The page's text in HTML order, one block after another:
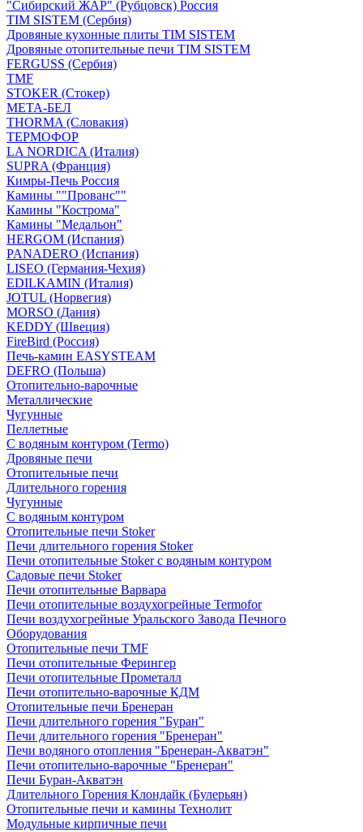
"Сибирский ЖАР" (Рубцовск) Россия
TIM SISTEM (Сербия)
Дровяные кухонные плиты TIM SISTEM
Дровяные отопительные печи TIM SISTEM
FERGUSS (Сербия)
TMF
STOKER (Стокер)
МЕТА-БЕЛ
THORMA (Словакия)
ТЕРМОФОР
LA NORDICA (Италия)
SUPRA (Франция)
Кимры-Печь Россия
Камины ""Прованс""
Камины "Кострома"
Камины "Медальон"
HERGOM (Испания)
PANADERO (Испания)
LISEO (Германия-Чехия)
EDILKAMIN (Италия)
JOTUL (Норвегия)
MORSO (Дания)
KEDDY (Швеция)
FireBird (Россия)
Печь-камин EASYSTEAM
DEFRO (Польша)
Отопительно-варочные
Металлические
Чугунные
Пеллетные
С водяным контуром (Termo)
Дровяные печи
Отопительные печи
Длительного горения
Чугунные
C водяным контуром
Отопительные печи Stoker
Печи длительного горения Stoker
Печи отопительные Stoker с водяным контуром
Садовые печи Stoker
Печи отопительные Варвара
Печи отопительные воздухогрейные Termofor
Печи воздухогрейные Уральского Завода Печного
Оборудования
Отопительные печи TMF
Печи отопительные Ферингер
Печи отопительные Прометалл
Печи отопительно-варочные КДМ
Отопительные печи Бренеран
Печи длительного горения "Буран"
Печи длительного горения "Бренеран"
Печи водяного отопления "Бренеран-Акватэн"
Печи отопительно-варочные "Бренеран"
Печи Буран-Акватэн
Длительного Горения Клондайк (Булерьян)
Отопительные печи и камины Технолит
Модульные кирпичные печи